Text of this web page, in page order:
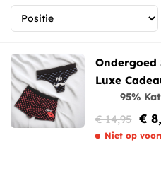
Ondergoed
Luxe
95%
€
€ 14,95
Niet op